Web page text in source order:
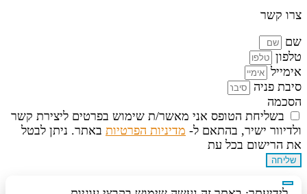
צרו קשר
שם
טלפון
אימייל
סיבת פניה
הסכמה
בשליחת הטופס אני מאשר/ת שימוש בפרטים ליצירת קשר
ולדיוור ישיר, בהתאם ל- מדיניות הפרטיות באתר. ניתן לבטל
את הרישום בכל עת
שליחה